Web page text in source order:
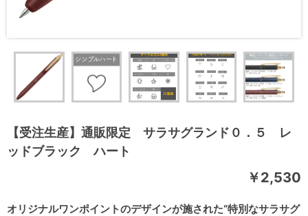
【受注生産】通販限定 サラサグランド０．５ レ
ッドブラック ハート
オリジナルワンポイントのデザインが施された“特別なサラサグ
￥2,530